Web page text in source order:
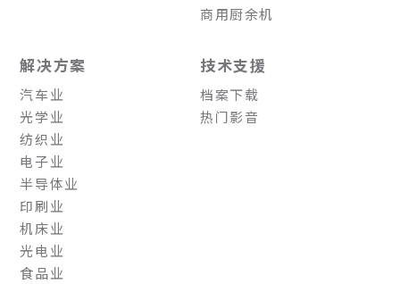
商用厨余机
解决方案
汽车业
光学业
纺织业
电子业
半导体业
印刷业
机床业
光电业
食品业
技术支援
档案下载
热门影音